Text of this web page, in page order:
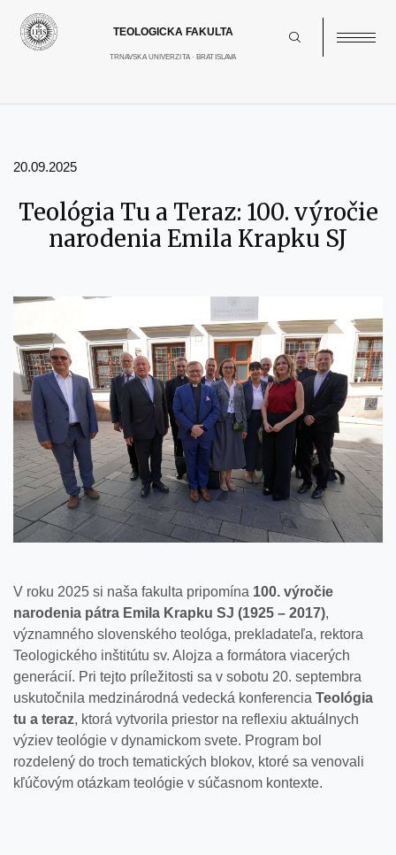
na
hlavný
20.09.2025
Teológia Tu a Teraz: 100. výročie
narodenia Emila Krapku SJ
V roku 2025 si naša fakulta pripomína 100. výročie
narodenia pátra Emila Krapku SJ (1925 – 2017),
významného slovenského teológa, prekladateľa, rektora
Teologického inštitútu sv. Alojza a formátora viacerých
generácií. Pri tejto príležitosti sa v sobotu 20. septembra
uskutočnila medzinárodná vedecká konferencia Teológia
tu a teraz, ktorá vytvorila priestor na reflexiu aktuálnych
výziev teológie v dynamickom svete. Program bol
rozdelený do troch tematických blokov, ktoré sa venovali
kľúčovým otázkam teológie v súčasnom kontexte.